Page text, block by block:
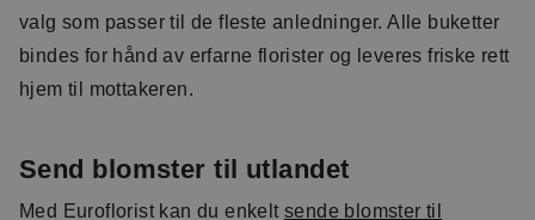
valg som passer til de fleste anledninger. Alle buketter
bindes for hånd av erfarne florister og leveres friske rett
hjem til mottakeren.
Send blomster til utlandet
Med Euroflorist kan du enkelt sende blomster til